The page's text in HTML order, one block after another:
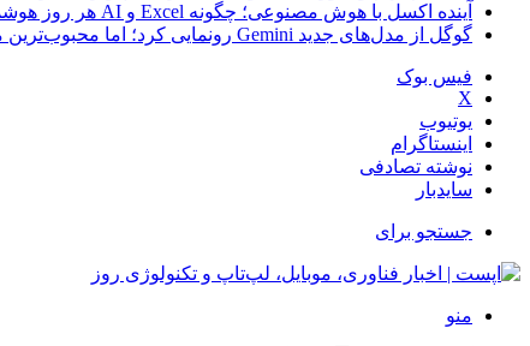
آینده اکسل با هوش مصنوعی؛ چگونه Excel و AI هر روز هوشمندتر و نزدیک‌تر می‌شوند؟
گوگل از مدل‌های جدید Gemini رونمایی کرد؛ اما محبوب‌ترین مدل هنوز عرضه نشده است
فیس بوک
X
یوتیوب
اینستاگرام
نوشته تصادفی
سایدبار
جستجو برای
منو